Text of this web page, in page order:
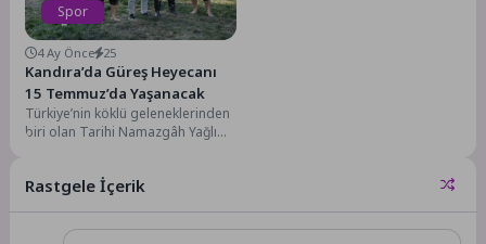
Spor
4 Ay Önce 25
Kandıra’da Güreş Heyecanı
15 Temmuz’da Yaşanacak
Türkiye’nin köklü geleneklerinden
biri olan Tarihi Namazgâh Yağlı
Rastgele İçerik